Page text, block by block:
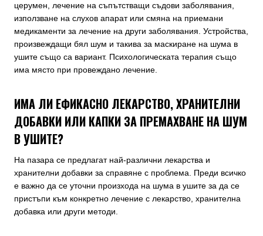
церумен, лечение на съпътстващи съдови заболявания,
използване на слухов апарат или смяна на приемани
медикаменти за лечение на други заболявания. Устройства,
произвеждащи бял шум и такива за маскиране на шума в
ушите също са вариант. Психологическата терапия също
има място при провеждано лечение.
ИМА ЛИ ЕФИКАСНО ЛЕКАРСТВО, ХРАНИТЕЛНИ
ДОБАВКИ ИЛИ КАПКИ ЗА ПРЕМАХВАНЕ НА ШУМ
В УШИТЕ?
На пазара се предлагат най-различни лекарства и
хранителни добавки за справяне с проблема. Преди всичко
е важно да се уточни произхода на шума в ушите за да се
пристъпи към конкретно лечение с лекарство, хранителна
добавка или други методи.